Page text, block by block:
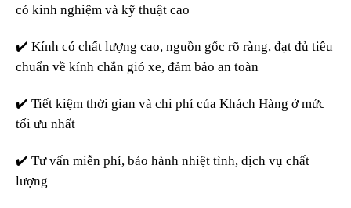
có kinh nghiệm và kỹ thuật cao
✔️ Kính có chất lượng cao, nguồn gốc rõ ràng, đạt đủ tiêu
chuẩn về kính chắn gió xe, đảm bảo an toàn
✔️ Tiết kiệm thời gian và chi phí của Khách Hàng ở mức
tối ưu nhất
✔️ Tư vấn miễn phí, bảo hành nhiệt tình, dịch vụ chất
lượng